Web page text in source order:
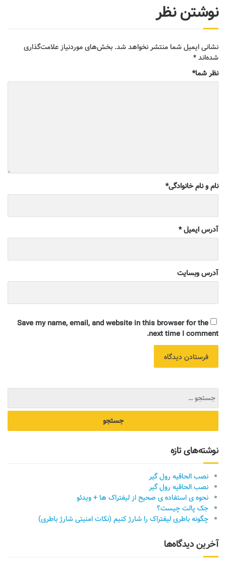
نوشتن نظر
نشانی ایمیل شما منتشر نخواهد شد. بخش‌های موردنیاز علامت‌گذاری
شده‌اند*
نظر شما*
نام و نام خانوادگی*
آدرس ایمیل*
آدرس وبسایت
Save my name, email, and website in this browser for the
next time I comment.
نوشته‌های تازه
نصب الحاقیه رول گیر
نصب الحاقیه رول گیر
نحوه ی استفاده ی صحیح از لیفتراک ها + ویدئو
جک پالت چیست؟
چگونه باطری لیفتراک را شارژ کنیم (نکات امنیتی شارژ باطری)
آخرین دیدگاه‌ها